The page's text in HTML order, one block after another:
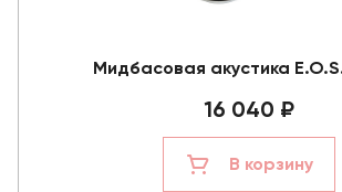
Мидбасовая акустика
16 040 ₽
В корзину